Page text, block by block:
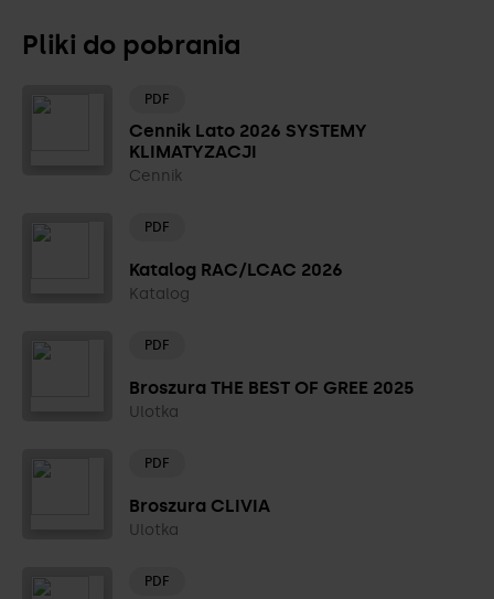
Pliki do pobrania
PDF
Cennik Lato 2026 SYSTEMY
KLIMATYZACJI
Cennik
PDF
Katalog RAC/LCAC 2026
Katalog
PDF
Broszura THE BEST OF GREE 2025
Ulotka
PDF
Broszura CLIVIA
Ulotka
PDF